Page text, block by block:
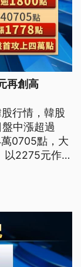
再創高
行情，韓股
中漲超過
0705點，大
以2275元作